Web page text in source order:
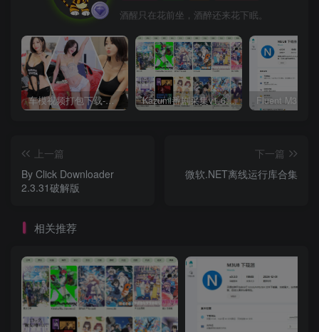
酒醒只在花前坐，酒醉还来花下眠。
车模视频打包下载-高清无水印版 Kazumi番剧采集v1.6.9：支持自定义规则+在线观看+弹幕，跨平台下载
上一篇
By Click Downloader
2.3.31破解版
下一篇
微软.NET离线运行库合集
相关推荐